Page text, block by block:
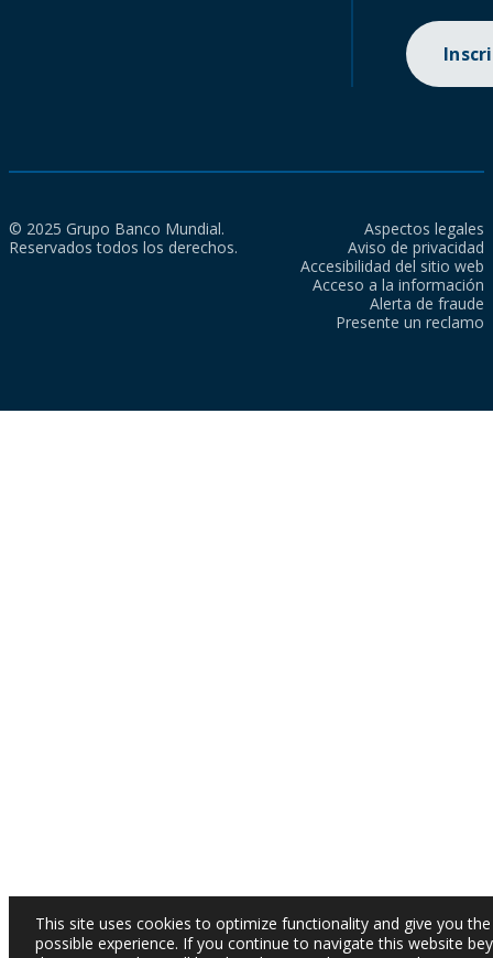
© 2025 Grupo Banco Mundial.
Reservados todos los derechos.
Aspectos legales
Aviso de privacidad
Accesibilidad del sitio web
Acceso a la información
Alerta de fraude
Presente un reclamo
This site uses cookies to optimize functionality and give you
possible experience. If you continue to navigate this website